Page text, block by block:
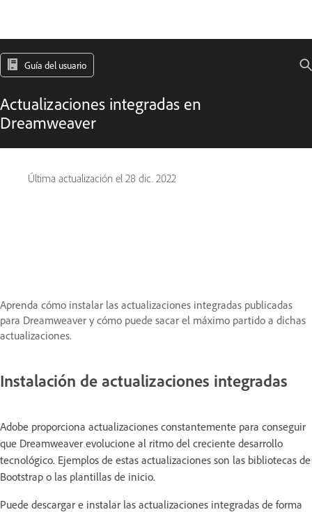
Guía del usuario
Actualizaciones integradas en
Dreamweaver
Última actualización el 28 dic. 2022
Aprenda cómo instalar las actualizaciones integradas publicadas
para Dreamweaver y cómo puede sacar el máximo partido a dichas
actualizaciones.
Instalación de actualizaciones integradas
Adobe proporciona actualizaciones constantemente para conseguir
que Dreamweaver evolucione al ritmo del creciente desarrollo
tecnológico. Ejemplos de estas actualizaciones son las bibliotecas de
Bootstrap o las plantillas de inicio.
Puede descargar e instalar las actualizaciones integradas de forma